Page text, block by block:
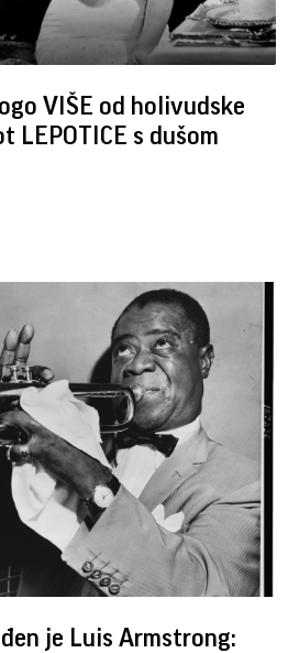
VIŠE od holivudske
LEPOTICE s dušom
je Luis Armstrong: